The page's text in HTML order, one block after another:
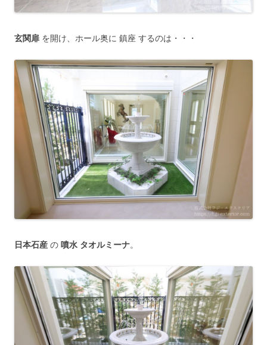
玄関扉 を開け、ホール奥に 鎮座 するのは・・・
日本石産 の 噴水 タオルミーナ。